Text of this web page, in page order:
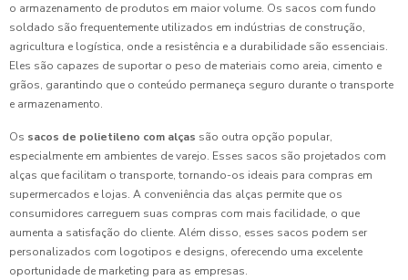
o armazenamento de produtos em maior volume. Os sacos com fundo
soldado são frequentemente utilizados em indústrias de construção,
agricultura e logística, onde a resistência e a durabilidade são essenciais.
Eles são capazes de suportar o peso de materiais como areia, cimento e
grãos, garantindo que o conteúdo permaneça seguro durante o transporte
e armazenamento.
Os sacos de polietileno com alças são outra opção popular,
especialmente em ambientes de varejo. Esses sacos são projetados com
alças que facilitam o transporte, tornando-os ideais para compras em
supermercados e lojas. A conveniência das alças permite que os
consumidores carreguem suas compras com mais facilidade, o que
aumenta a satisfação do cliente. Além disso, esses sacos podem ser
personalizados com logotipos e designs, oferecendo uma excelente
oportunidade de marketing para as empresas.